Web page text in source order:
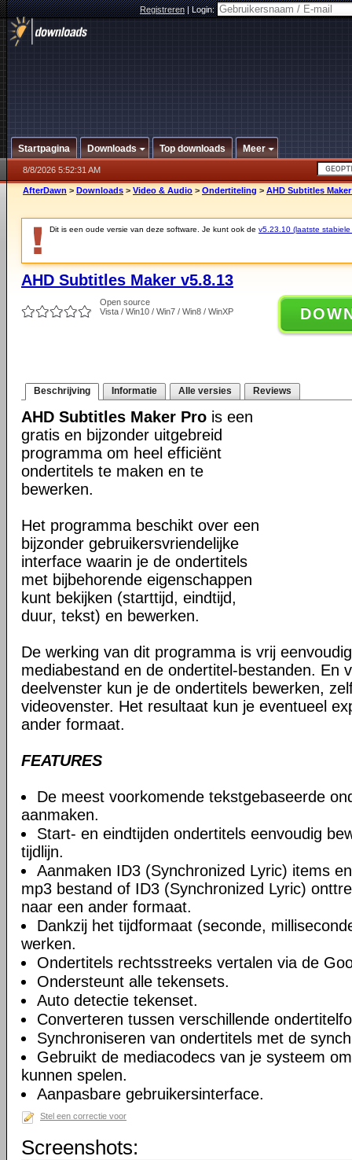
Registreren|Login:
Startpagina Downloads Top downloads Meer
8/8/2026 5:52:31 AM
AfterDawn > Downloads > Video & Audio > Ondertiteling > AHD Subtitles Maker
Dit is een oude versie van deze software. Je kunt ook de v5.23.10 (laatste stabiele
AHD Subtitles Maker v5.8.13
Open source
Vista / Win10 / Win7 / Win8 / WinXP
Beschrijving Informatie Alle versies Reviews
AHD Subtitles Maker Pro is een
gratis en bijzonder uitgebreid
programma om heel efficiënt
ondertitels te maken en te
bewerken.
Het programma beschikt over een
bijzonder gebruikersvriendelijke
interface waarin je de ondertitels
met bijbehorende eigenschappen
kunt bekijken (starttijd, eindtijd,
duur, tekst) en bewerken.
De werking van dit programma is vrij
mediabestand en de ondertitel-bestanden. En
deelvenster kun je de ondertitels bewerken,
videovenster. Het resultaat kun je eventueel
ander formaat.
FEATURES
De meest voorkomende tekstgebaseerde
aanmaken.
Start- en eindtijden ondertitels eenvoudig
tijdlijn.
Aanmaken ID3 (Synchronized Lyric) items
mp3 bestand of ID3 (Synchronized Lyric)
naar een ander formaat.
Dankzij het tijdformaat (seconde,
werken.
Ondertitels rechtsstreeks vertalen via de
Ondersteunt alle tekensets.
Auto detectie tekenset.
Converteren tussen verschillende
Synchroniseren van ondertitels met de
Gebruikt de mediacodecs van je systeem
kunnen spelen.
Aanpasbare gebruikersinterface.
Stel een correctie voor
Screenshots: